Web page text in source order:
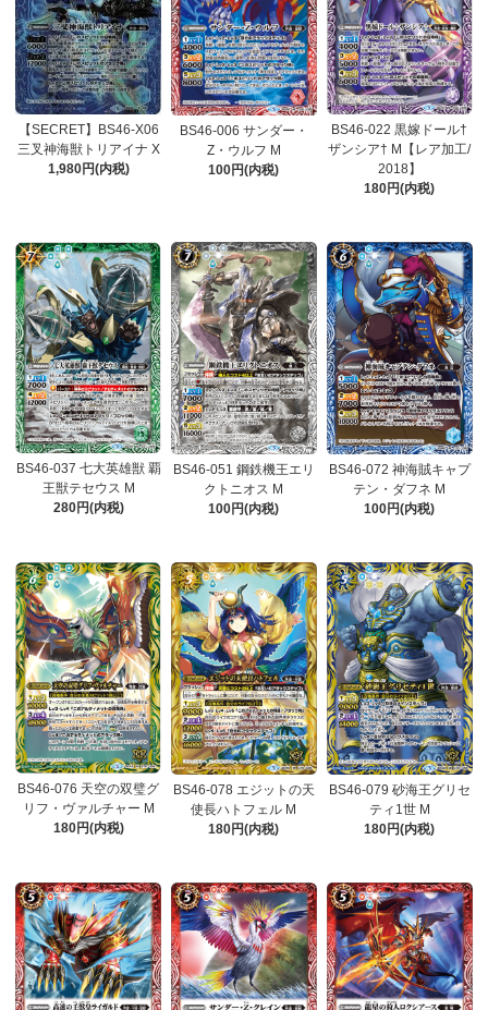
【SECRET】BS46-X06
三叉神海獣トリアイナ X
1,980円(内税)
BS46-006 サンダー・
Z・ウルフ M
100円(内税)
BS46-022 黒嫁ドール†
ザンシア† M【レア加工/
2018】
180円(内税)
BS46-037 七大英雄獣 覇
王獣テセウス M
280円(内税)
BS46-051 鋼鉄機王エリ
クトニオス M
100円(内税)
BS46-072 神海賊キャプ
テン・ダフネ M
100円(内税)
BS46-076 天空の双璧グ
リフ・ヴァルチャー M
180円(内税)
BS46-078 エジットの天
使長ハトフェル M
180円(内税)
BS46-079 砂海王グリセ
ティ1世 M
180円(内税)